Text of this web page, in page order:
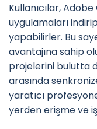
Kullanıcılar,
uygulamaları
yapabilirler. Bu
avantajına sahip
projelerini bulutta
arasında
yaratıcı
yerden erişme ve